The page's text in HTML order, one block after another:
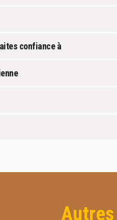
confiance à